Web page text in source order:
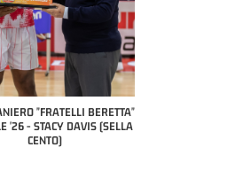
BERETTA" SAMUEL
NAZIONALE APRILE '26 -
RESTELLI (TAV TREVIGLIO